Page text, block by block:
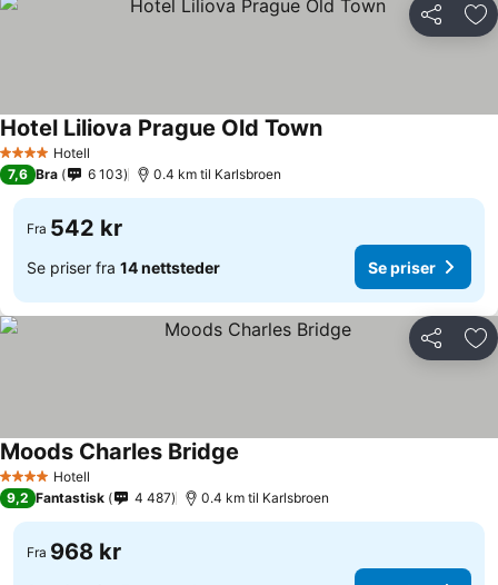
Del
4 StjernerHotell
Hotel Liliova Prague Old TownSe priser
7,6 Bra 6 103 0.4 km til Karlsbroen
Fra 542 kr
Se priser fra 14 nettsteder Se priser
Del
4 StjernerHotell
Moods Charles Bridge
9,2 Fantastisk 4 487 0.4 km til Karlsbroen
Fra 968 kr